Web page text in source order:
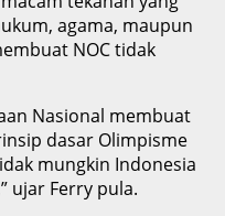
agama, maupun
NOC tidak
Nasional membuat
dasar Olimpisme
mungkin Indonesia
ujar Ferry pula.